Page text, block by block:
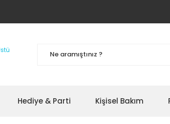
Hediye & Parti Kişisel Bakım